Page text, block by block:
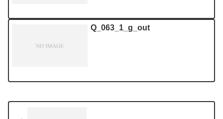
Q_063_1_g_out